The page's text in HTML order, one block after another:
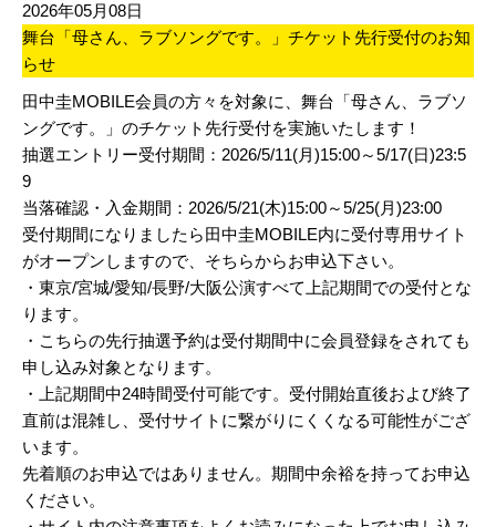
2026年05月08日
舞台「母さん、ラブソングです。」チケット先行受付のお知
らせ
田中圭MOBILE会員の方々を対象に、舞台「母さん、ラブソ
ングです。」のチケット先行受付を実施いたします！
抽選エントリー受付期間：2026/5/11(月)15:00～5/17(日)23:5
9
当落確認・入金期間：2026/5/21(木)15:00～5/25(月)23:00
受付期間になりましたら田中圭MOBILE内に受付専用サイト
がオープンしますので、そちらからお申込下さい。
・東京/宮城/愛知/長野/大阪公演すべて上記期間での受付とな
ります。
・こちらの先行抽選予約は受付期間中に会員登録をされても
申し込み対象となります。
・上記期間中24時間受付可能です。受付開始直後および終了
直前は混雑し、受付サイトに繋がりにくくなる可能性がござ
います。
先着順のお申込ではありません。期間中余裕を持ってお申込
ください。